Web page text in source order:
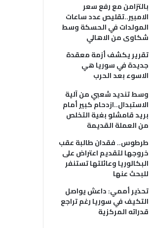
بالتزامن مع رفع سعر
الامبير..تقليص عدد ساعات
المولدات في الحسكة وسط
شكاوى من الاهالي
تقرير يكشف أزمة معقدة
جديدة في سوريا هي
الاسوء بعد الحرب
وسط تنديد شعبي من آلية
الاستبدال..ازدحام كبير أمام
بريد قامشلو بغية التخلص
من العملة القديمة
طرطوس.. فقدان طالبة عقب
خروجها لتقديم اعتراض على
البكالوريا وعائلتها تستنفر
للبحث عنها
تحذير أممي: داعش يواصل
التكيف في سوريا رغم تراجع
قدراته المركزية